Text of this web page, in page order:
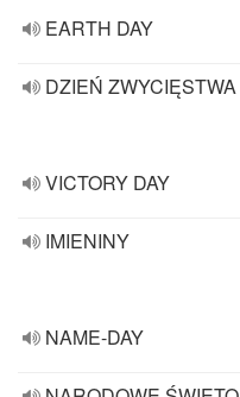
EARTH DAY
DZIEŃ ZWYCIĘSTWA
VICTORY DAY
IMIENINY
NAME-DAY